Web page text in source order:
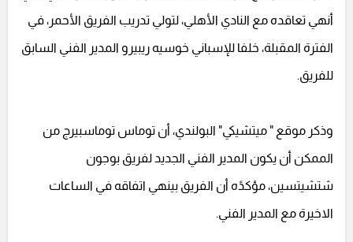
أنهي تعاقده مع النادي الأهلي، لتولي تدريب الفريق الأحمر، في
الفترة المقبلة، خلفا للإسباني خوسيه ريبيرو المدير الفني السابق
للفريق.
وذكر موقع " ميتشيكي" البولندي، أن توماس توماسبيرج من
الممكن أن يكون المدير الفني الجديد لفريق بوجون
شتشيتسين، مؤكدًه أن الفريق بينهي اتفاقه في الساعات
الاخيرة مع المدير الفني.